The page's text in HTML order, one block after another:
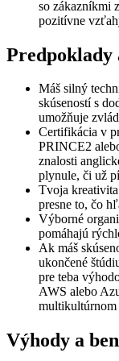
so zákazníkmi
pozitívne
Predpoklady
Máš silný
skúseností s
umožňuje
Certifikácia v
PRINCE2
znalosti
plynule, či už
Tvoja
presne to, čo
Výborné
pomáhajú
Ak máš
ukončené
pre teba
AWS alebo
multikultúrnom
Výhody a